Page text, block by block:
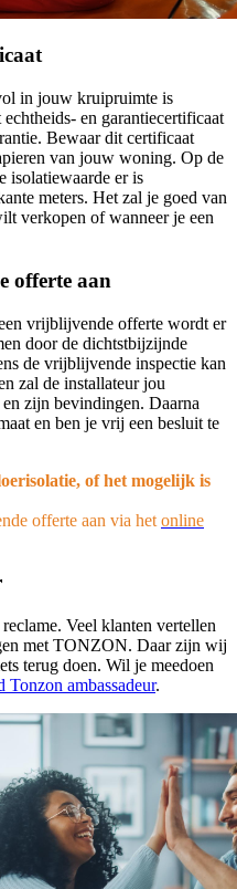
in jouw kruipruimte is
en garantiecertificaat
Bewaar dit certificaat
van jouw woning. Op de
isolatiewaarde er is
meters. Het zal je goed van
verkopen of wanneer je een
offerte aan
vrijblijvende offerte wordt er
door de dichtstbijzijnde
de vrijblijvende inspectie kan
zal de installateur jou
zijn bevindingen. Daarna
en ben je vrij een besluit te
of het mogelijk is
offerte aan via het online
Veel klanten vertellen
met TONZON. Daar zijn wij
terug doen. Wil je meedoen
Tonzon ambassadeur.